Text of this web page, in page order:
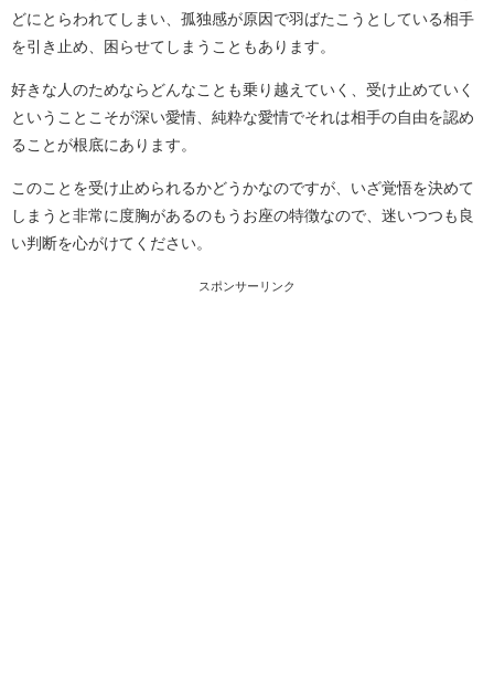
どにとらわれてしまい、孤独感が原因で羽ばたこうとしている相手
を引き止め、困らせてしまうこともあります。
好きな人のためならどんなことも乗り越えていく、受け止めていく
ということこそが深い愛情、純粋な愛情でそれは相手の自由を認め
ることが根底にあります。
このことを受け止められるかどうかなのですが、いざ覚悟を決めて
しまうと非常に度胸があるのもうお座の特徴なので、迷いつつも良
い判断を心がけてください。
スポンサーリンク